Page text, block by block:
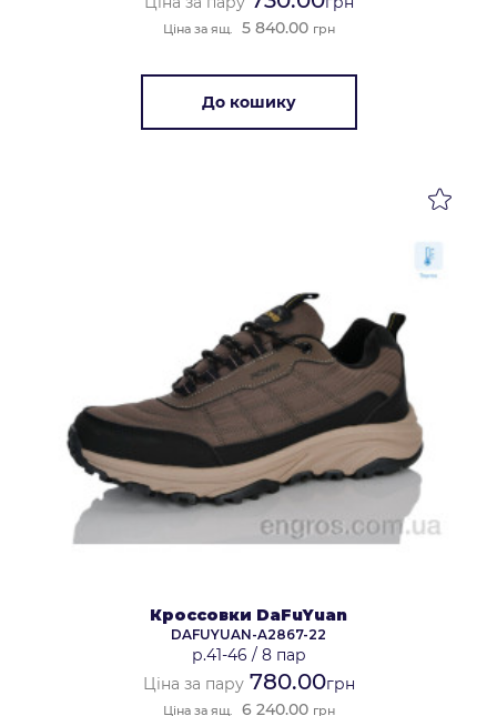
Ціна за ящ. 5 840.00 грн
До кошику
Кроссовки DaFuYuan
DAFUYUAN-A2867-22
р.41-46 / 8 пар
Ціна за пару780.00грн
Ціна за ящ. 6 240.00 грн